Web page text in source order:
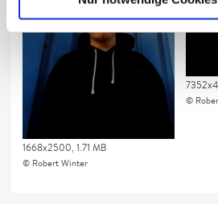
1668x2500, 1.71 MB
Robert Winter